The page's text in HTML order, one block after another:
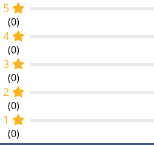
5
(0)
4
(0)
3
(0)
2
(0)
1
(0)